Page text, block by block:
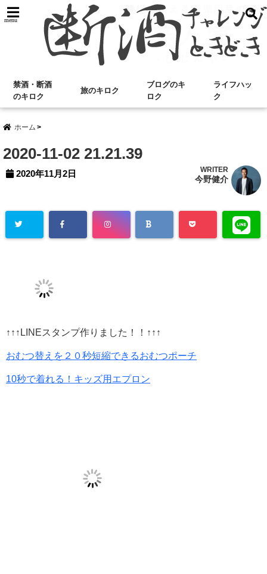
menu
禁酒・断酒
のキロク
旅のキロク
ブログのキ
ロク
ライフハッ
ク
ホーム
2020-11-02 21.21.39
2020年11月2日 WRITER
今野健介
↑↑↑LINEスタンプ作りました！！↑↑↑
おむつ替えを２０秒短縮できるおむつポーチ
10秒で着れる！キッズ用エプロン